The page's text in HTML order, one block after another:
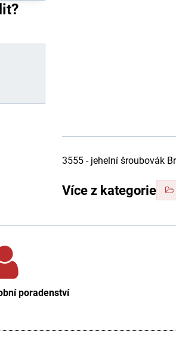
3555 - jehelní šroubovák
Více z kategorie
poradenství